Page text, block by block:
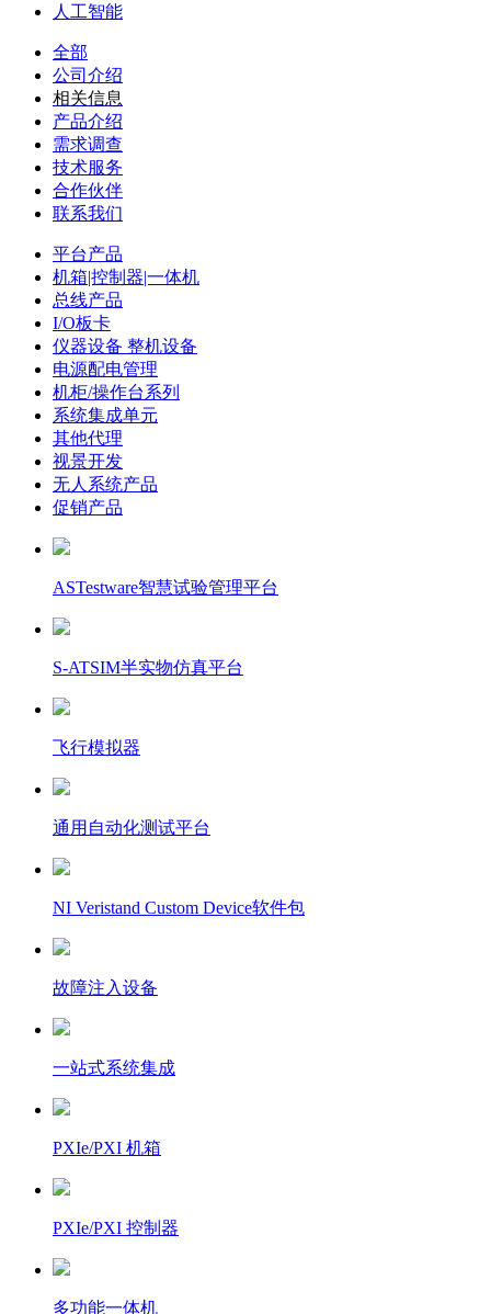
人工智能
全部
公司介绍
相关信息
产品介绍
需求调查
技术服务
合作伙伴
联系我们
平台产品
机箱|控制器|一体机
总线产品
I/O板卡
仪器设备 整机设备
电源配电管理
机柜/操作台系列
系统集成单元
其他代理
视景开发
无人系统产品
促销产品
ASTestware智慧试验管理平台
S-ATSIM半实物仿真平台
飞行模拟器
通用自动化测试平台
NI Veristand Custom Device软件包
故障注入设备
一站式系统集成
PXIe/PXI 机箱
PXIe/PXI 控制器
多功能一体机